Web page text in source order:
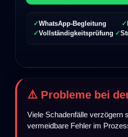
✓WhatsApp-Begleitung ✓
✓Vollständigkeitsprüfung ✓
⚠️ Probleme bei
Viele Schadenfälle verzögern
vermeidbare Fehler im